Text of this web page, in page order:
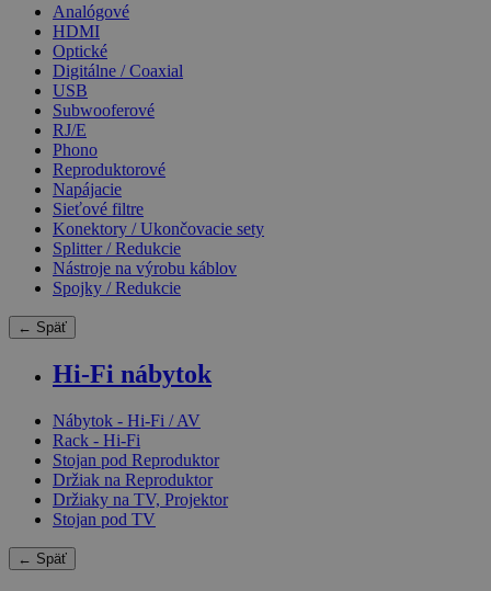
Analógové
HDMI
Optické
Digitálne / Coaxial
USB
Subwooferové
RJ/E
Phono
Reproduktorové
Napájacie
Sieťové filtre
Konektory / Ukončovacie sety
Splitter / Redukcie
Nástroje na výrobu káblov
Spojky / Redukcie
← Späť
Hi-Fi nábytok
Nábytok - Hi-Fi / AV
Rack - Hi-Fi
Stojan pod Reproduktor
Držiak na Reproduktor
Držiaky na TV, Projektor
Stojan pod TV
← Späť